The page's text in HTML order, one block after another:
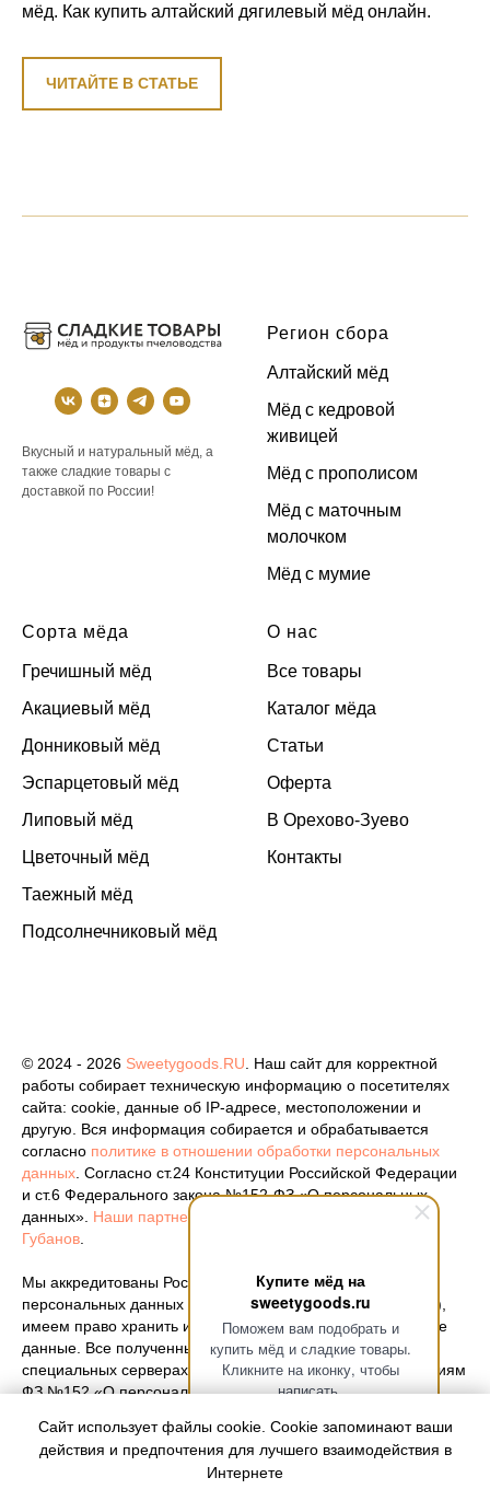
Купите мёд на
sweetygoods.ru
Поможем вам подобрать и
купить мёд и сладкие товары.
Кликните на иконку, чтобы
написать.
мёд. Как купить алтайский дягилевый мёд онлайн.
ЧИТАЙТЕ В СТАТЬЕ
Вкусный и натуральный мёд, а
также сладкие товары с
доставкой по России!
Регион сбора
Алтайский мёд
Мёд с кедровой
живицей
Мёд с прополисом
Мёд с маточным
молочком
Мёд с мумие
Сорта мёда
Гречишный мёд
Акациевый мёд
Донниковый мёд
Эспарцетовый мёд
Липовый мёд
Цветочный мёд
Таежный мёд
Подсолнечниковый мёд
О нас
Все товары
Каталог мёда
Статьи
Оферта
В Орехово-Зуево
Контакты
© 2024 - 2026 Sweetygoods.RU . Наш сайт для корректной
работы собирает техническую информацию о посетителях
сайта: cookie, данные об IP-адресе, местоположении и
другую. Вся информация собирается и обрабатывается
согласно политике в отношении обработки персональных
данных . Согласно ст.24 Конституции Российской Федерации
и ст.6 Федерального закона №152-ФЗ «О персональных
данных». Наши партнеры
Губанов
Мы аккредитованы Роскомнадзором как оператор
персональных данных (
номер регистрации 77-25-386212
),
имеем право хранить и обрабатывать ваши персональные
данные. Все полученные документы хранятся на
специальных серверах, которые отвечают всем требованиям
ФЗ №152 «О персональных данных».
Сайт использует файлы cookie. Cookie запоминают ваши
действия и предпочтения для лучшего взаимодействия в
Интернете